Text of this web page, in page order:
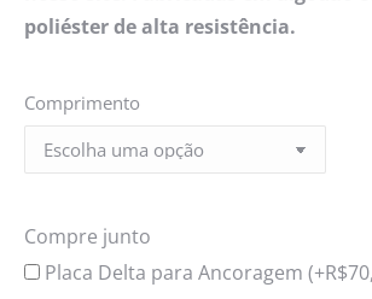
poliéster de alta resistência.
Comprimento
Compre junto
Placa Delta para Ancoragem (+R$